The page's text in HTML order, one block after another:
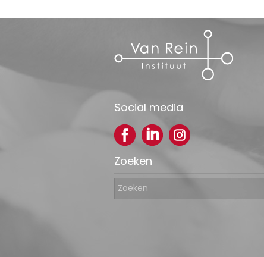
Social media
Zoeken